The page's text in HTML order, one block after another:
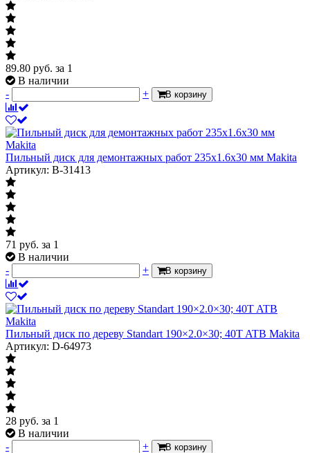
89.80 руб. за 1
В наличии
-
+ В корзину
Пильный диск для демонтажных работ 235x1.6x30 мм Makita
Артикул: B-31413
71 руб. за 1
В наличии
-
+ В корзину
Пильный диск по дереву Standart 190×2.0×30; 40T ATB Makita
Артикул: D-64973
28 руб. за 1
В наличии
-
+ В корзину